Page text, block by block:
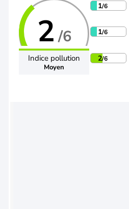
2 /6
Indice pollution
Moyen
1/6
1/6
2/6